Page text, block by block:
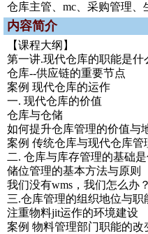
仓库主管、mc、采购管理
内容简介
【课程大纲】
第一讲.现代仓库的职能是什
仓库--供应链的重要节点
案例 现代仓库的运作
一. 现代仓库的价值
仓库与仓储
如何提升仓库管理的价值与
案例 传统仓库与现代仓库管
二. 仓库与库存管理的基础是
储位管理的基本方法与原则
我们没有wms，我们怎么办？
三.仓库管理的组织地位与职
注重物料jit运作的环境建设
案例 物料管理部门职能的